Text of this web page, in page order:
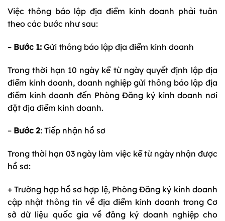
Việc thông báo lập địa điểm kinh doanh phải tuân
theo các bước như sau:
– Bước 1: Gửi thông báo lập địa điểm kinh doanh
Trong thời hạn 10 ngày kể từ ngày quyết định lập địa
điểm kinh doanh, doanh nghiệp gửi thông báo lập địa
điểm kinh doanh đến Phòng Đăng ký kinh doanh nơi
đặt địa điểm kinh doanh.
– Bước 2: Tiếp nhận hồ sơ
Trong thời hạn 03 ngày làm việc kể từ ngày nhận được
hồ sơ:
+ Trường hợp hồ sơ hợp lệ, Phòng Đăng ký kinh doanh
cập nhật thông tin về địa điểm kinh doanh trong Cơ
sở dữ liệu quốc gia về đăng ký doanh nghiệp cho